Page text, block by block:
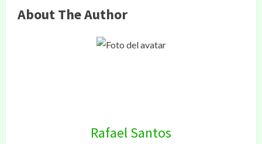
About The Author
Rafael Santos